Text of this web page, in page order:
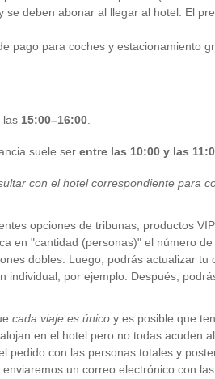
deben abonar al llegar al hotel. El
pago para coches y estacionamiento
las 15:00–16:00
suele ser entre las 10:00 y las
con el hotel correspondiente para
opciones de tribunas, productos
en "cantidad (personas)" el número
dobles. Luego, podrás actualizar
por ejemplo. Después,
cada viaje es único y es posible que
en el hotel pero no todas acuden
con las personas totales y
un correo electrónico con